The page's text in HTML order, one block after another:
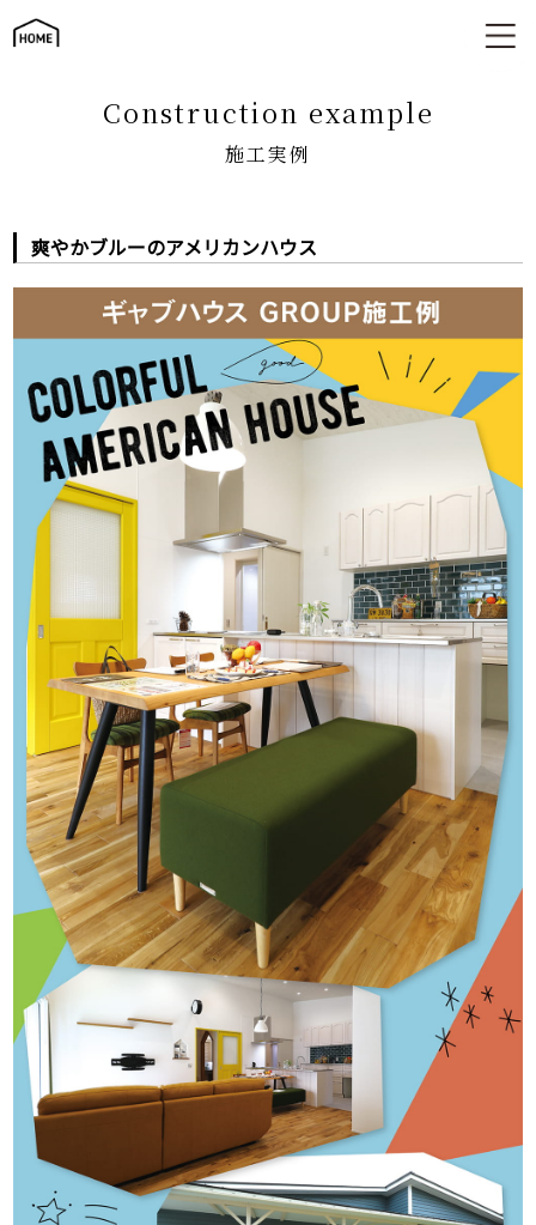
施工実例
construction example
施工実例
爽やかブルーのアメリカンハウス